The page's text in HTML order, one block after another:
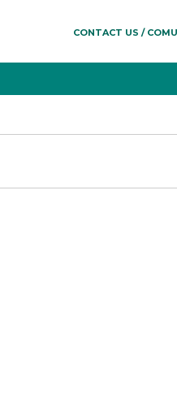
CONTACT US /